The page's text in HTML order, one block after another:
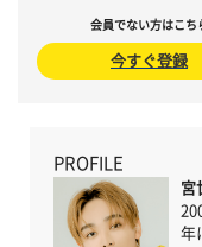
会員でない方はこち
今すぐ登録
PROFILE
宮
年